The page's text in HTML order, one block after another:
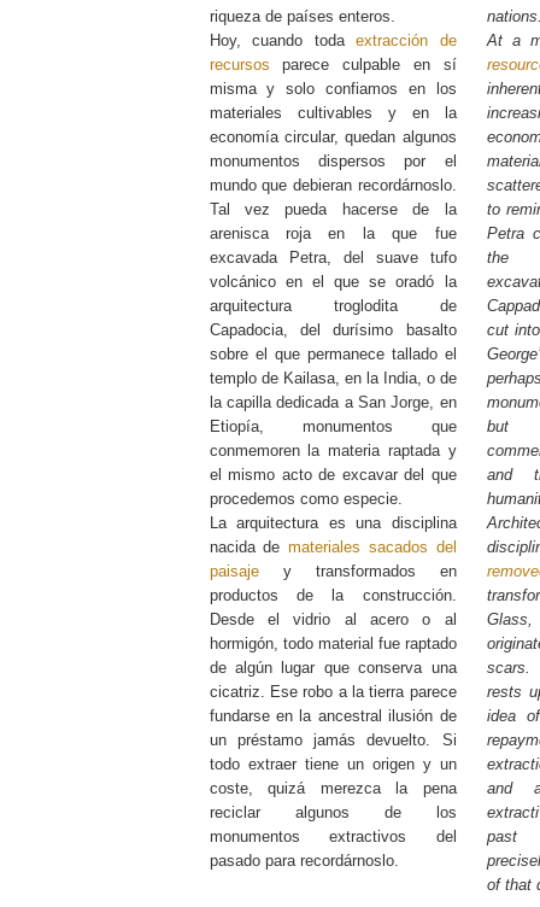
riqueza de países enteros.
Hoy, cuando todaextracción de
recursos parece culpable en sí
misma y solo confiamos en los
materiales cultivables y en la
economía circular, quedan algunos
monumentos dispersos por el
mundo que debieran recordárnoslo.
Tal vez pueda hacerse de la
arenisca roja en la que fue
excavada Petra, del suave tufo
volcánico en el que se oradó la
arquitectura troglodita de
Capadocia, del durísimo basalto
sobre el que permanece tallado el
templo de Kailasa, en la India, o de
la capilla dedicada a San Jorge, en
Etiopía, monumentos que
conmemoren la materia raptada y
el mismo acto de excavar del que
procedemos como especie.
La arquitectura es una disciplina
nacida demateriales sacados del
paisajey transformados en
productos de la construcción.
Desde el vidrio al acero o al
hormigón, todo material fue raptado
de algún lugar que conserva una
cicatriz. Ese robo a la tierra parece
fundarse en la ancestral ilusión de
un préstamo jamás devuelto. Si
todo extraer tiene un origen y un
coste, quizá merezca la pena
reciclar algunos de los
monumentos extractivos del
pasado para recordárnoslo.
At a
to
Petra
the
cut
but
and
scars.
rests
idea
and
past
of that